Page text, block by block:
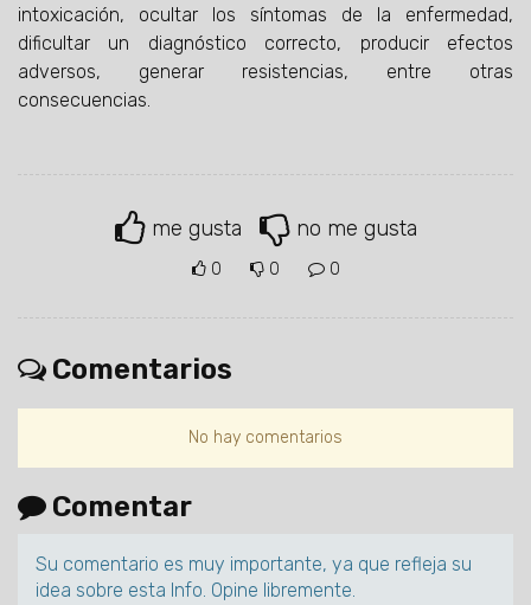
intoxicación, ocultar los síntomas de la enfermedad,
dificultar un diagnóstico correcto, producir efectos
adversos, generar resistencias, entre otras
consecuencias.
me gusta no me gusta
0 0 0
Comentarios
No hay comentarios
Comentar
Su comentario es muy importante, ya que refleja su
idea sobre esta Info. Opine libremente.